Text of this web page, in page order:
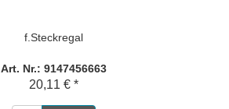
f.Steckregal
Art. Nr.: 9147456663
20,11 € *